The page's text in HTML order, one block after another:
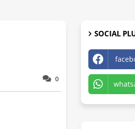
0
SOCIAL